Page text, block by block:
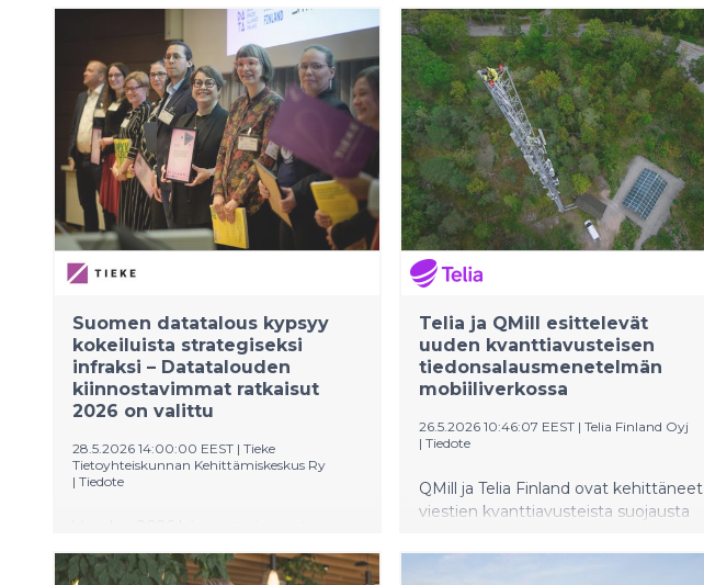
mobiiliverkon infrastruktuuria
valtakunnallisesti GNSS-häirinnän
havaitsemiseen ja ilmakehän
kosteuden seurantaan käytännössä
reaaliajassa. Ratkaisua on esitelty
Nato Innovation Range Finland 2026
-testaustapahtumassa.
uskotaan vakavan
tietoturvatapahtuman
todennäköisyyteen muita yrityksiä
enemmän.
Suomen datatalous kypsyy
kokeiluista strategiseksi
infraksi – Datatalouden
kiinnostavimmat ratkaisut
2026 on valittu
28.5.2026 14:00:00 EEST | Tieke
Tietoyhteiskunnan Kehittämiskeskus Ry
| Tiedote
datatalouden ratkaisut on julkaistu
Data Economy Forum III -
Telia ja QMill esittelevät
uuden kvanttiavusteisen
tiedonsalausmenetelmän
mobiiliverkossa
26.5.2026 10:46:07 EEST | Telia Finland Oyj
| Tiedote
QMill ja Telia Finland ovat kehittäneet
viestien kvanttiavusteista suojausta
salausmenetelmä hyödyntää